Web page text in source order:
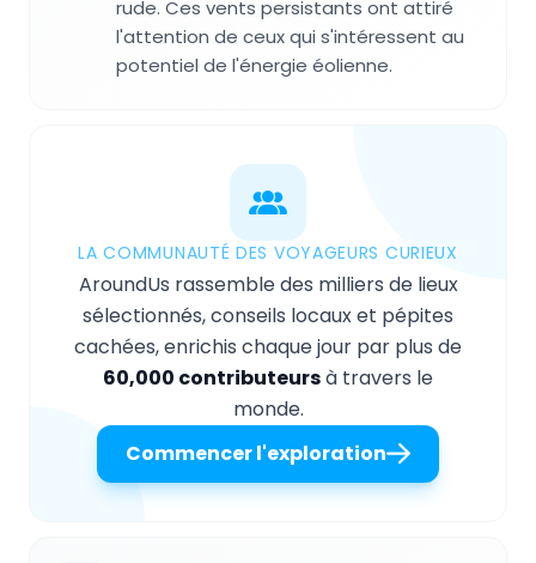
rude. Ces vents persistants ont attiré
l'attention de ceux qui s'intéressent au
potentiel de l'énergie éolienne.
LA COMMUNAUTÉ DES VOYAGEURS CURIEUX
AroundUs rassemble des milliers de lieux
sélectionnés, conseils locaux et pépites
cachées, enrichis chaque jour par plus de
60,000 contributeursà travers le
monde.
Commencer l'exploration